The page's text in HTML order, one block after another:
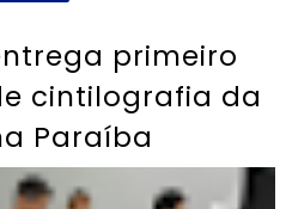
primeiro
cintilografia da
Paraíba